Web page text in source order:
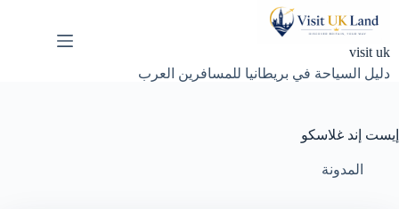
visit uk
دليل السياحة في بريطانيا للمسافرين العرب
إيست إند غلاسكو
المدونة